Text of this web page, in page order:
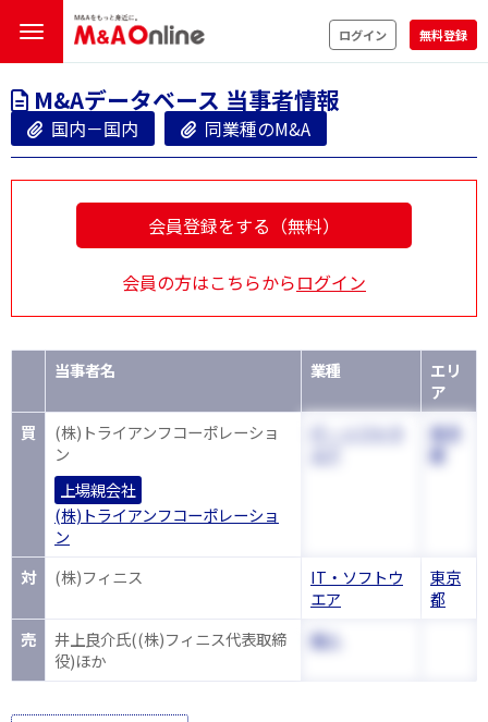
ログイン 無料登録
M&Aデータベース 当事者情報
国内－国内 同業種のM&A
会員登録をする（無料）
会員の方はこちらからログイン
当事者名 業種
エリ
ア
買
(株)トライアンフコーポレーショ
ン
上場親会社
(株)トライアンフコーポレーショ
ン
IT・ソフトウ
東京
対 (株)フィニス
IT・ソフトウ
エア
東京
都
売
井上良介氏((株)フィニス代表取締
役)ほか
個人